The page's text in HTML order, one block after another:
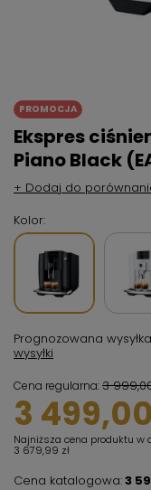
PROMOCJA
Ekspres
Piano Black
+ Dodaj do
Kolor
Prognozowana wysyłka
wysyłki
Cena regularna:3
3
Najniższa cena produktu w
3 679,99 zł
Cena katalogowa:3